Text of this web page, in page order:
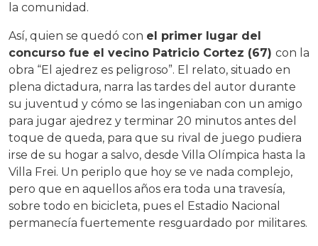
la comunidad.
Así, quien se quedó con el primer lugar del
concurso fue el vecino Patricio Cortez (67) con la
obra “El ajedrez es peligroso”. El relato, situado en
plena dictadura, narra las tardes del autor durante
su juventud y cómo se las ingeniaban con un amigo
para jugar ajedrez y terminar 20 minutos antes del
toque de queda, para que su rival de juego pudiera
irse de su hogar a salvo, desde Villa Olímpica hasta la
Villa Frei. Un periplo que hoy se ve nada complejo,
pero que en aquellos años era toda una travesía,
sobre todo en bicicleta, pues el Estadio Nacional
permanecía fuertemente resguardado por militares.